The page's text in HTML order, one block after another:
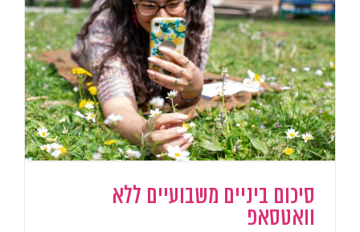
סיכום ביניים משבועיים ללא
וואטסאפ